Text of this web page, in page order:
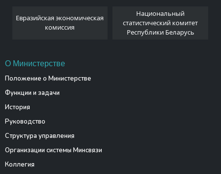
Евразийская экономическая
комиссия
Национальный
статистический комитет
Республики Беларусь
О Министерстве
Положение о Министерстве
Функции и задачи
История
Руководство
Структура управления
Организации системы Минсвязи
Коллегия